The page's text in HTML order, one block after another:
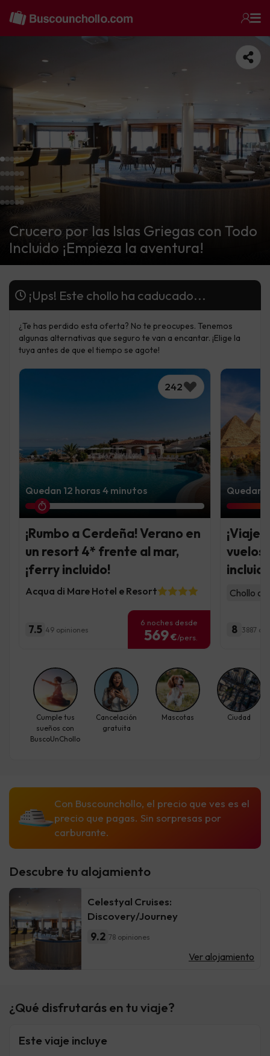
Crucero por las Islas Griegas con Todo
Incluido ¡Empieza la aventura!
Con Buscounchollo, el precio que ves es el
precio que pagas. Sin sorpresas por
carburante.
Descubre tu alojamiento
Celestyal Cruises:
Discovery/Journey
9.2 78 opiniones
Ver alojamiento
¿Qué disfrutarás en tu viaje?
Este viaje incluye
¡Ups! Este chollo ha caducado...
¿Te has perdido esta oferta? No te preocupes. Tenemos
algunas alternativas que seguro te van a encantar. ¡Elige la
tuya antes de que el tiempo se agote!
242
Quedan 12 horas 4 minutos
¡Rumbo a Cerdeña! Verano en
un resort 4* frente al mar,
¡ferry incluido!
Acqua di Mare Hotel e Resort
7.5 49 opiniones
6 noches desde
569€/pers.
Quedan
¡Viaje
vuelos
Chollo
8 3887
Cumple tus
sueños con
BuscoUnChollo
Cancelación
gratuita
Mascotas Ciudad